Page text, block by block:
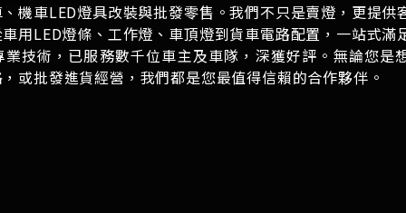
機車LED燈具改裝與批發零售。我們不只是賣燈，更提供
用LED燈條、工作燈、車頂燈到貨車電路配置，一站式滿
技術，已服務數千位車主及車隊，深獲好評。 無論您是
或批發進貨經營，我們都是您最值得信賴的合作夥伴。